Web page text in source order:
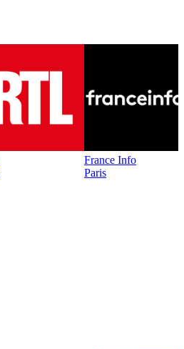
France Info
Paris